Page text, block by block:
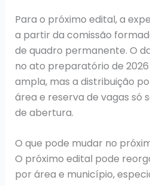
Para o próximo edital, a
a partir da comissão
de quadro permanente. O
no ato preparatório de
ampla, mas a distribuição
área e reserva de vagas só
de abertura.
O que pode mudar no
O próximo edital pode
por área e município,